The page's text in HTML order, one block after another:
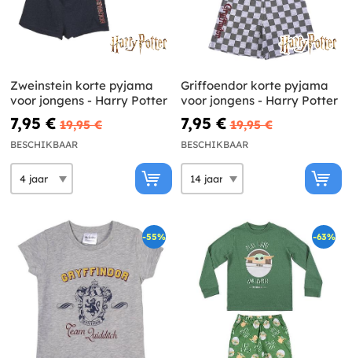
Zweinstein korte pyjama
voor jongens - Harry Potter
7,95 € 19,95 €
BESCHIKBAAR
Griffoendor korte pyjama
voor jongens - Harry Potter
7,95 € 19,95 €
BESCHIKBAAR
-55% -63%